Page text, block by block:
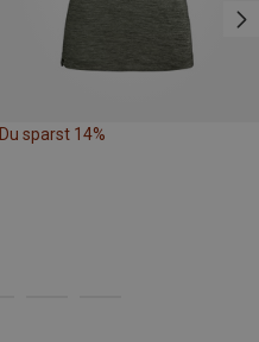
Du sparst 14%